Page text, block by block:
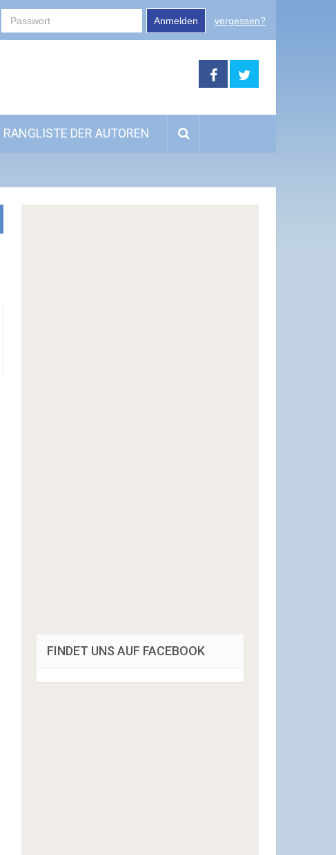
Anmelden vergessen?
RANGLISTE DER AUTOREN
FINDET UNS AUF FACEBOOK